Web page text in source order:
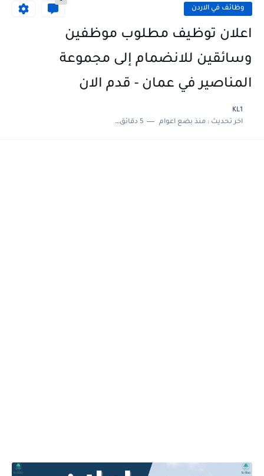
وظائف في الاردن
اعلان توظيف مطلوب موظفين
وسائقين للانضمام إلى مجموعة
المناصير في عمان - قدم الان
KL1
اخر تحديث :منذ بضع اعوام 5 دقائق للقراءة